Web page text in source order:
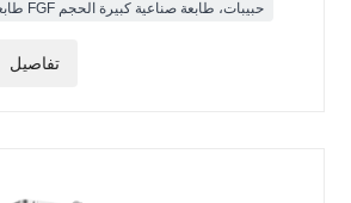
طابعة ثلاثية الأبعاد من نوع FGF حبيبات، طابعة صناعية كبيرة الحجم
تفاصيل